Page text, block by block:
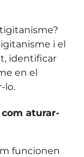
i el
identificar
en el
lo.
aturar-
funcionen